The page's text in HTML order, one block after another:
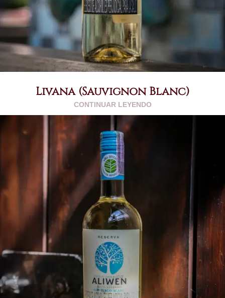
Livana (Sauvignon Blanc)
CONTINUAR LEYENDO